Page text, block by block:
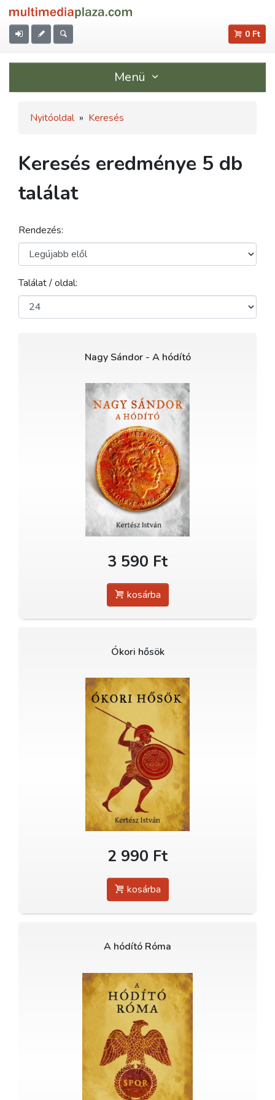
0 Ft
Menü
Nyitóoldal » Keresés
Keresés eredménye 5 db
találat
Rendezés:
Találat / oldal:
Nagy Sándor - A hódító
3 590 Ft
kosárba
Ókori hősök
2 990 Ft
kosárba
A hódító Róma